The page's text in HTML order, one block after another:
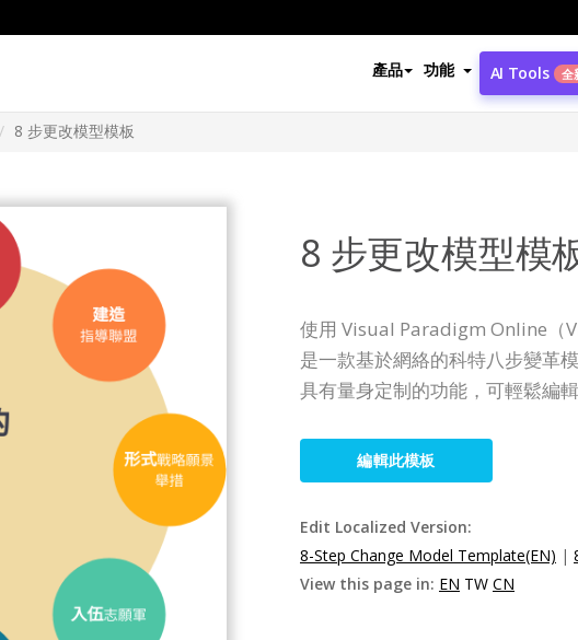
產品 功能 AI Tools 全
8 步更改模型模板
8 步更改模型模
使用 Visual Paradigm Online（
是一款基於網絡的科特八步變革
具有量身定制的功能，可輕鬆編輯
編輯此模板
Edit Localized Version:
8-Step Change Model Template(EN) |
View this page in: EN TW CN